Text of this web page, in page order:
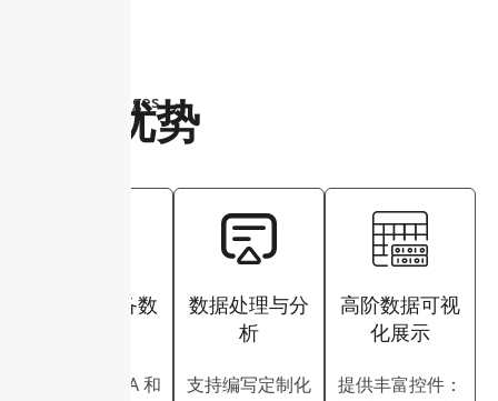
Core Advantages
核心优势
多类型设备数
支持 OPC UA 和
数据处理与分
析
支持编写定制化
高阶数据可视
化展示
提供丰富控件：